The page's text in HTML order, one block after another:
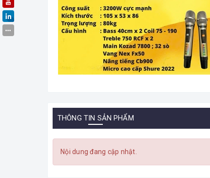
THÔNG TIN SẢN PHẨM
Nội dung đang cập nhật.